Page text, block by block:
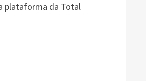
plataforma da Total